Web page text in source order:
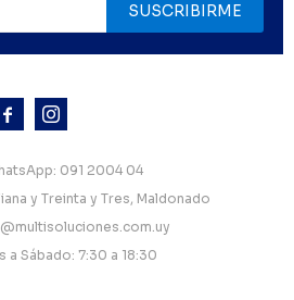
 
091 2004 04
y Treinta y Tres, Maldonado
a Sábado: 7:30 a 18:30
SUSCRIBIRME